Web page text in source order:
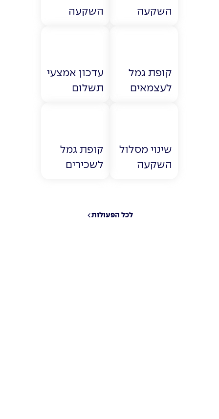
השקעה
השקעה
קופת גמל
לעצמאים
עדכון אמצעי
תשלום
שינוי מסלול
השקעה
קופת גמל
לשכירים
לכל הפעולות